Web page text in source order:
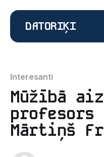
DATORIĶI
Interesanti
Mūžībā
profesors
Mārtiņš